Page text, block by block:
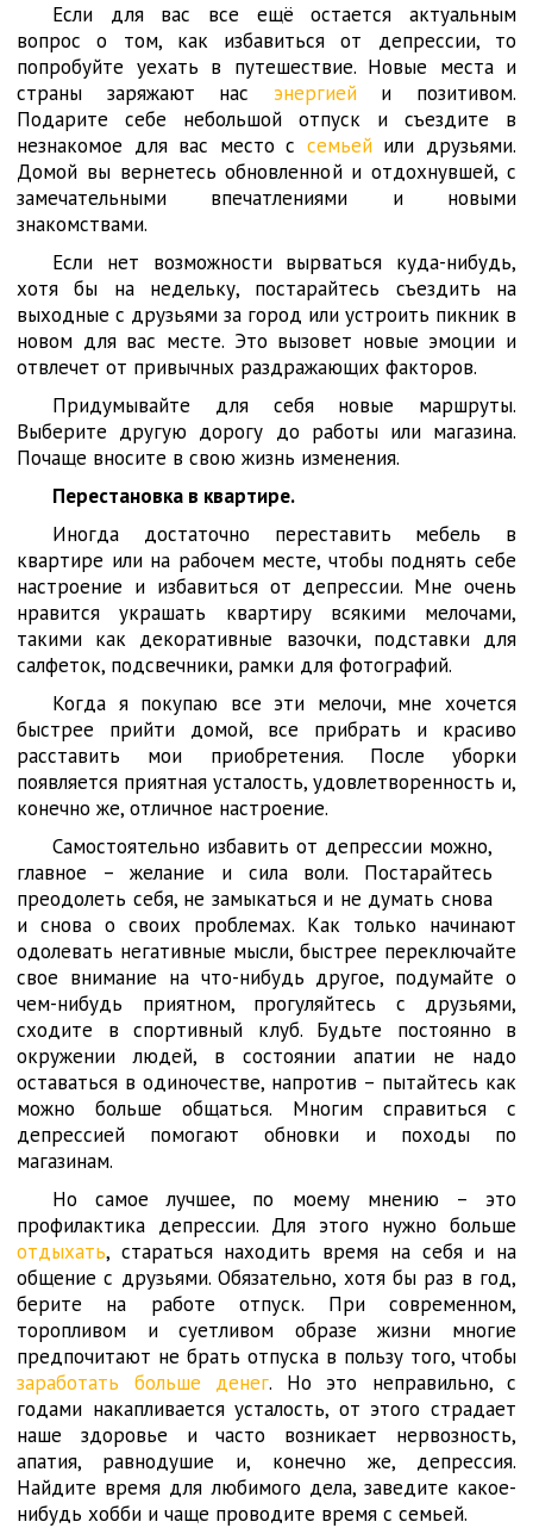
Если для вас все ещё остается актуальным
вопрос о том, как избавиться от депрессии, то
попробуйте уехать в путешествие. Новые места и
страны заряжают нас энергиейи позитивом.
Подарите себе небольшой отпуск и съездите в
незнакомое для вас место с семьейили друзьями.
Домой вы вернетесь обновленной и отдохнувшей, с
замечательными впечатлениями и новыми
знакомствами.
Если нет возможности вырваться куда-нибудь,
хотя бы на недельку, постарайтесь съездить на
выходные с друзьями за город или устроить пикник в
новом для вас месте. Это вызовет новые эмоции и
отвлечет от привычных раздражающих факторов.
Придумывайте для себя новые маршруты.
Выберите другую дорогу до работы или магазина.
Почаще вносите в свою жизнь изменения.
Перестановка в квартире.
Иногда достаточно переставить мебель в
квартире или на рабочем месте, чтобы поднять себе
настроение и избавиться от депрессии. Мне очень
нравится украшать квартиру всякими мелочами,
такими как декоративные вазочки, подставки для
салфеток, подсвечники, рамки для фотографий.
Когда я покупаю все эти мелочи, мне хочется
быстрее прийти домой, все прибрать и красиво
расставить мои приобретения. После уборки
появляется приятная усталость, удовлетворенность и,
конечно же, отличное настроение.
Самостоятельно избавить от депрессии можно,
главное – желание и сила воли. Постарайтесь
преодолеть себя, не замыкаться и не думать снова
и снова о своих проблемах. Как только начинают
одолевать негативные мысли, быстрее переключайте
свое внимание на что-нибудь другое, подумайте о
чем-нибудь приятном, прогуляйтесь с друзьями,
сходите в спортивный клуб. Будьте постоянно в
окружении людей, в состоянии апатии не надо
оставаться в одиночестве, напротив – пытайтесь как
можно больше общаться. Многим справиться с
депрессией помогают обновки и походы по
магазинам.
Но самое лучшее, по моему мнению – это
профилактика депрессии. Для этого нужно больше
отдыхать, стараться находить время на себя и на
общение с друзьями. Обязательно, хотя бы раз в год,
берите на работе отпуск. При современном,
торопливом и суетливом образе жизни многие
предпочитают не брать отпуска в пользу того, чтобы
заработать больше денег. Но это неправильно, с
годами накапливается усталость, от этого страдает
наше здоровье и часто возникает нервозность,
апатия, равнодушие и, конечно же, депрессия.
Найдите время для любимого дела, заведите какое-
нибудь хобби и чаще проводите время с семьей.